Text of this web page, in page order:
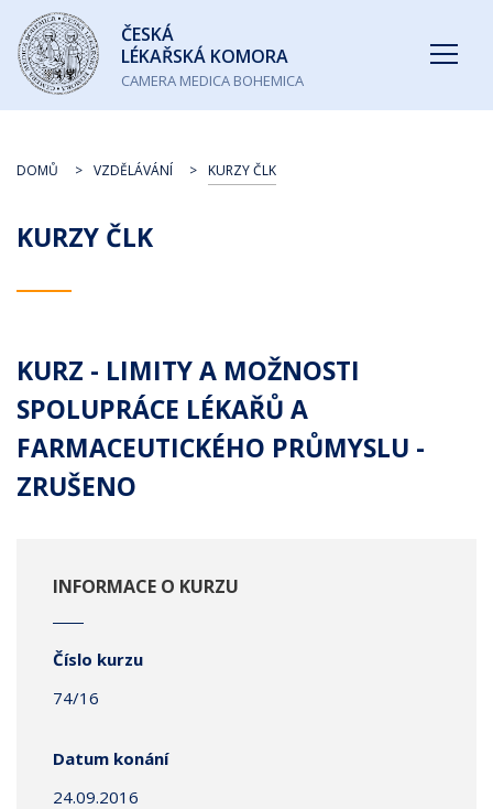
Česká
lékařská
komora
ČESKÁ
LÉKAŘSKÁ KOMORA
CAMERA MEDICA BOHEMICA
KURZY ČLK
DOMŮ VZDĚLÁVÁNÍ KURZY ČLK
KURZ - LIMITY A MOŽNOSTI
SPOLUPRÁCE LÉKAŘŮ A
FARMACEUTICKÉHO PRŮMYSLU -
ZRUŠENO
INFORMACE O KURZU
Číslo kurzu
74/16
Datum konání
24.09.2016